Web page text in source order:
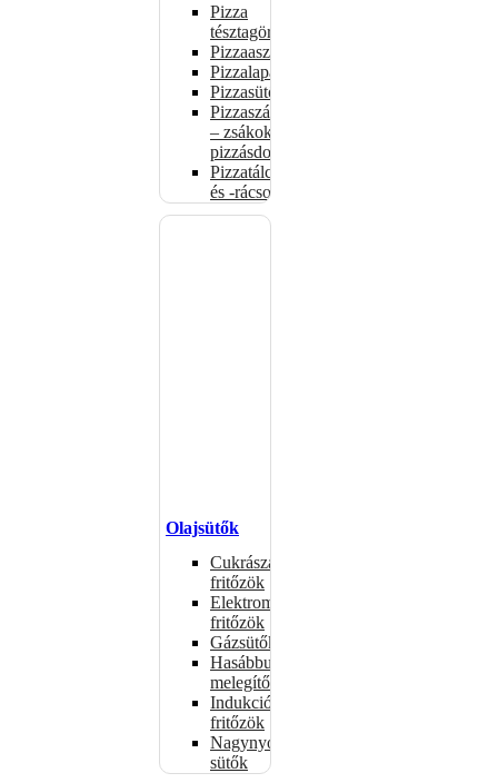
Pizza
tésztagörgők
Pizzaasztalok
Pizzalapátok
Pizzasütők
Pizzaszállítás
– zsákok,
pizzásdobozok
Pizzatálcák
és -rácsok
Olajsütők
Cukrászati
fritőzök
Elektromos
fritőzök
Gázsütők
Hasábburgonya
melegítők
Indukciós
fritőzök
Nagynyomású
sütők